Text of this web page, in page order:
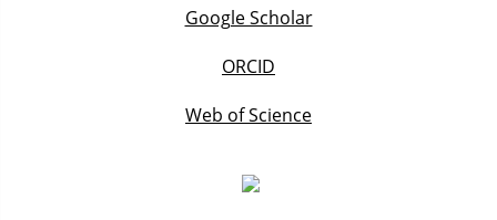
Google Scholar
ORCID
Web of Science